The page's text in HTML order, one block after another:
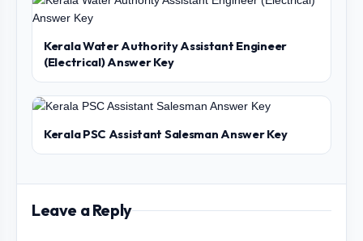
Kerala Water Authority Assistant Engineer
(Electrical) Answer Key
Kerala PSC Assistant Salesman Answer Key
Leave a Reply